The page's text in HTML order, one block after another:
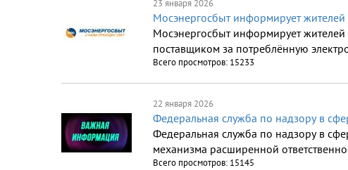
23 января 2026
Мосэнергосбыт информирует
Мосэнергосбыт информирует
поставщиком за потреблённую
Всего просмотров: 15233
22 января 2026
Федеральная служба по надзору в
Федеральная служба по надзору в
механизма расширенной
Всего просмотров: 15145